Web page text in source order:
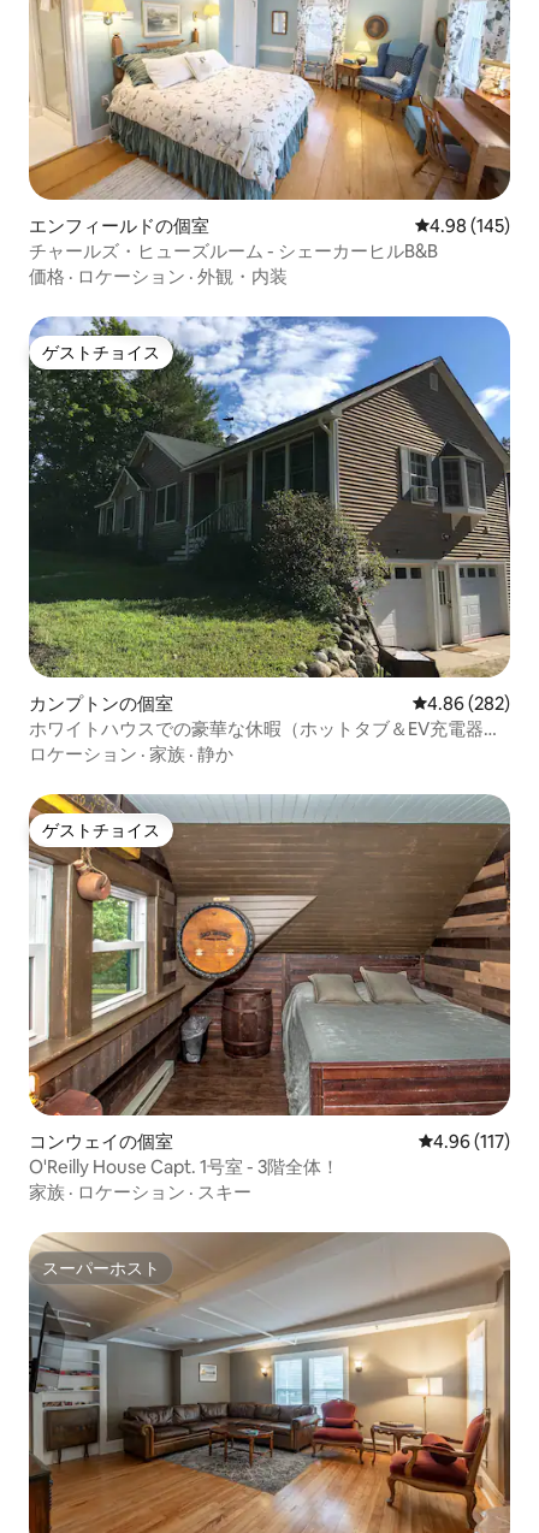
エンフィールドの個室 レビュー145
4.98 (145)
チャールズ・ヒューズルーム - シェーカーヒルB&B
価格 · ロケーション · 外観・内装
ゲストチョイス
ゲストチョイス
カンプトンの個室 レビュー282
4.86 (282)
ホワイトハウスでの豪華な休暇（ホットタブ＆EV充電器付
き）
ロケーション · 家族 · 静か
ゲストチョイス
ゲストチョイス
コンウェイの個室 レビュー117
4.96 (117)
O'Reilly House Capt. 1号室 - 3階全体！
家族 · ロケーション · スキー
スーパーホスト
スーパーホスト